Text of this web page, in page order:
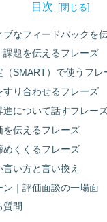
目次
ブなフィードバックを
課題を伝えるフレーズ
（SMART）で使うフレ
すり合わせるフレーズ
進について話すフレー
を伝えるフレーズ
めくくるフレーズ
言い方と言い換え
ン｜評価面談の一場面
質問